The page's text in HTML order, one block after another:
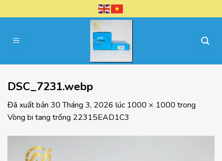
đến
dung
DSC_7231.webp
Đã xuất bản 30 Tháng 3, 2026 lúc 1000 × 1000 trong
Vòng bi tang trống 22315EAD1C3